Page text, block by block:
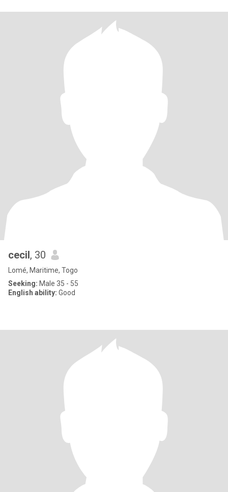
cecil, 30
Lomé, Maritime, Togo
Seeking: Male 35 - 55
English ability: Good